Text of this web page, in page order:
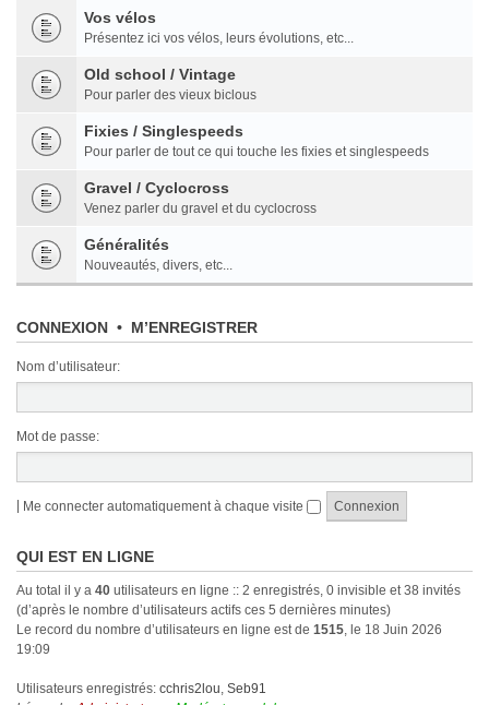
Vos vélos
Présentez ici vos vélos, leurs évolutions, etc...
Old school / Vintage
Pour parler des vieux biclous
Fixies / Singlespeeds
Pour parler de tout ce qui touche les fixies et singlespeeds
Gravel / Cyclocross
Venez parler du gravel et du cyclocross
Généralités
Nouveautés, divers, etc...
CONNEXION • M’ENREGISTRER
Nom d’utilisateur:
Mot de passe:
Me connecter automatiquement à chaque visite
QUI EST EN LIGNE
Au total il y a 40 utilisateurs en ligne :: 2 enregistrés, 0 invisible et 38 invités
(d’après le nombre d’utilisateurs actifs ces 5 dernières minutes)
Le record du nombre d’utilisateurs en ligne est de 1515, le 18 Juin 2026
19:09
Utilisateurs enregistrés: cchris2lou, Seb91